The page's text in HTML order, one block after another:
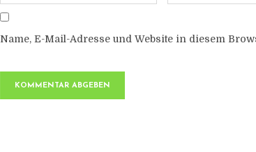
Name, E-Mail-Adresse und Website in diesem